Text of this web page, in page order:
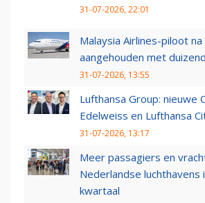
31-07-2026, 22:01
Malaysia Airlines-piloot
aangehouden met
31-07-2026, 13:55
Lufthansa Group: nieuwe
Edelweiss en Lufthansa
31-07-2026, 13:17
Meer passagiers en
Nederlandse luchthavens
kwartaal